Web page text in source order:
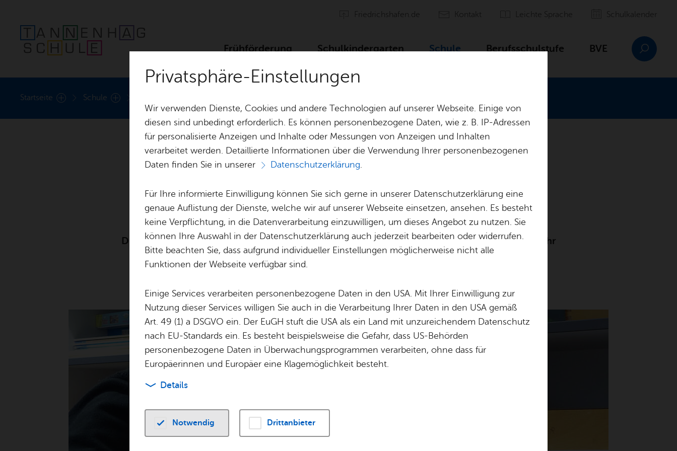
Fried­richs­ha­fen.de Kon­takt Leich­te Spra­che Schul­ka­len­der
Früh­för­de­rung Schul­kin­der­gar­ten Schu­le Be­rufs­schul­stu­fe BVE
Früh­för­de­rung
Start­sei­te Schu­le
Grund­stu­fe
Die Grundstufe besuchen Schülerinnen und Schüler ab dem vollendeten sechsten Lebensjahr
für eine Dauer von vier Schulbesuchsjahren.
Privatsphäre-Einstellungen
Wir verwenden Dienste, Cookies und andere Technologien auf unserer Webseite. Einige von
diesen sind unbedingt erforderlich. Es können personenbezogene Daten, wie z. B. IP-Adressen
für personalisierte Anzeigen und Inhalte oder Messungen von Anzeigen und Inhalten
verarbeitet werden. Detaillierte Informationen über die Verwendung Ihrer personenbezogenen
Daten finden Sie in unserer
Datenschutzerklärung.
Für Ihre informierte Einwilligung können Sie sich gerne in unserer Datenschutzerklärung eine
genaue Auflistung der Dienste, welche wir auf unserer Webseite einsetzen, ansehen. Es besteht
keine Verpflichtung, in die Datenverarbeitung einzuwilligen, um dieses Angebot zu nutzen. Sie
können Ihre Auswahl in der Datenschutzerklärung auch jederzeit bearbeiten oder widerrufen.
Bitte beachten Sie, dass aufgrund individueller Einstellungen möglicherweise nicht alle
Funktionen der Webseite verfügbar sind.
Einige Services verarbeiten personenbezogene Daten in den USA. Mit Ihrer Einwilligung zur
Nutzung dieser Services willigen Sie auch in die Verarbeitung Ihrer Daten in den USA gemäß
Art. 49 (1) a DSGVO ein. Der EuGH stuft die USA als ein Land mit unzureichendem Datenschutz
nach EU-Standards ein. Es besteht beispielsweise die Gefahr, dass US-Behörden
personenbezogene Daten in Überwachungsprogrammen verarbeiten, ohne dass für
Europäerinnen und Europäer eine Klagemöglichkeit besteht.
Details
Notwendig Drittanbieter